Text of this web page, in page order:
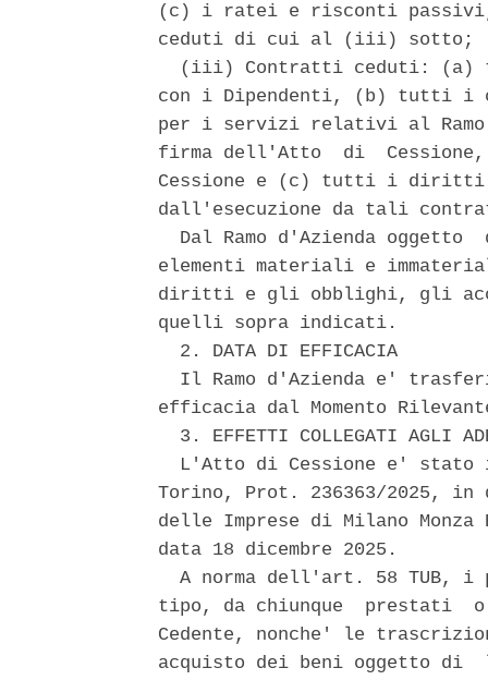
(c) i ratei e risconti
ceduti di cui al (iii) sotto;
(iii) Contratti ceduti: (a)
con i Dipendenti, (b) tutti i
per i servizi relativi al
firma dell'Atto  di
Cessione e (c) tutti i diritti
dall'esecuzione da tali
Dal Ramo d'Azienda oggetto
elementi materiali e
diritti e gli obblighi, gli
quelli sopra indicati.
  2. DATA DI EFFICACIA
Il Ramo d'Azienda e'
efficacia dal Momento
3. EFFETTI COLLEGATI AGLI
L'Atto di Cessione e' stato
Torino, Prot. 236363/2025, in
delle Imprese di Milano
data 18 dicembre 2025.
A norma dell'art. 58 TUB, i
tipo, da chiunque  prestati
Cedente, nonche' le
acquisto dei beni oggetto di